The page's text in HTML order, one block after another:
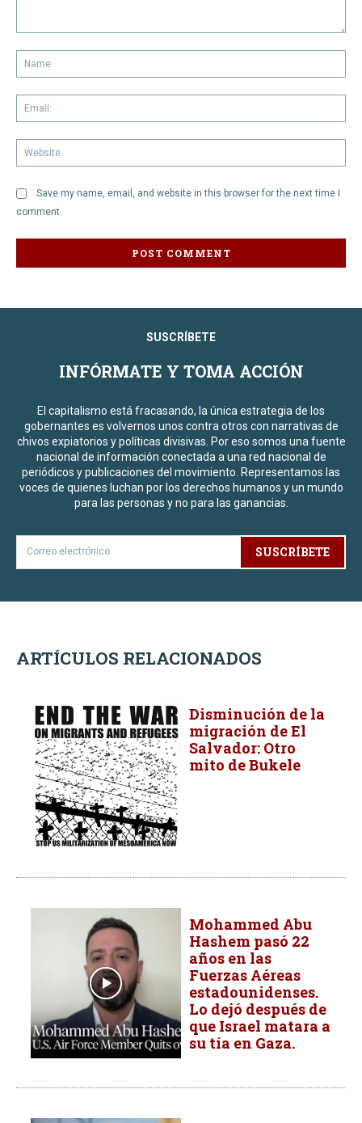
Save my name, email, and website in this browser for the next time I
comment.
SUSCRÍBETE
INFÓRMATE Y TOMA ACCIÓN
El capitalismo está fracasando, la única estrategia de los
gobernantes es volvernos unos contra otros con narrativas de
chivos expiatorios y políticas divisivas. Por eso somos una fuente
nacional de información conectada a una red nacional de
periódicos y publicaciones del movimiento. Representamos las
voces de quienes luchan por los derechos humanos y un mundo
para las personas y no para las ganancias.
SUSCRÍBETE
ARTÍCULOS RELACIONADOS
Disminución de la
migración de El
Salvador: Otro
mito de Bukele
Mohammed Abu
Hashem pasó 22
años en las
Fuerzas Aéreas
estadounidenses.
Lo dejó después de
que Israel matara a
su tía en Gaza.